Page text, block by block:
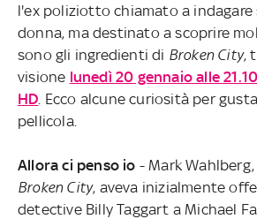
l'ex poliziotto chiamato a
donna, ma destinato a scoprire
sono gli ingredienti di Broken City,
visione lunedì 20 gennaio alle
HD . Ecco alcune curiosità per
pellicola.
Allora ci penso io - Mark
Broken City, aveva inizialmente
detective Billy Taggart a Michael